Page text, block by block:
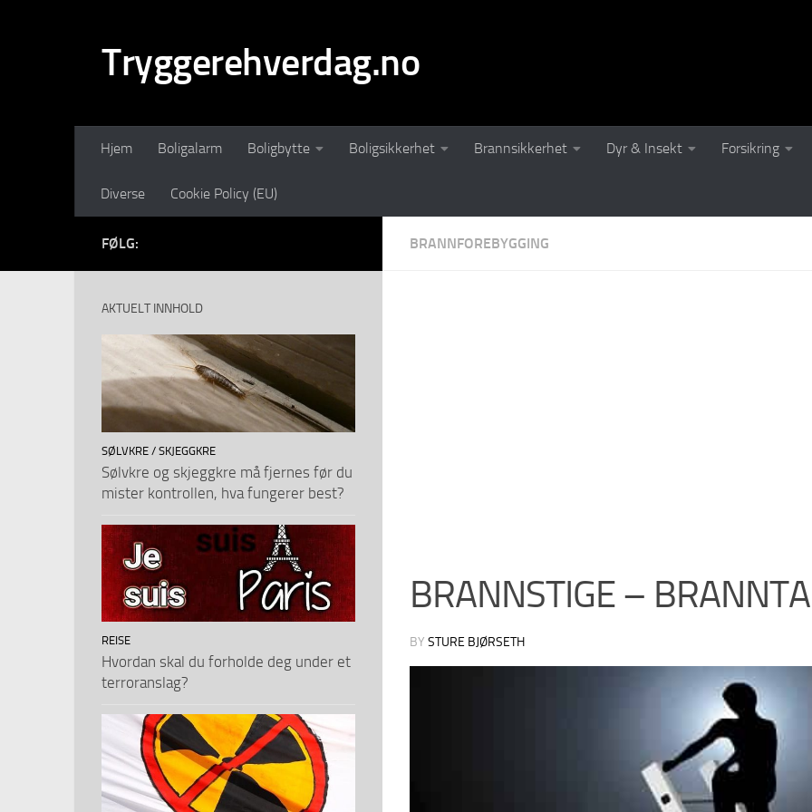
Tryggerehverdag.no
Hjem Boligalarm Boligbytte Boligsikkerhet Brannsikkerhet Dyr & Insekt Forsikring
Diverse Cookie Policy (EU)
BRANNFOREBYGGING
BRANNSTIGE –
BY STURE BJØRSETH
FØLG:
AKTUELT INNHOLD
SØLVKRE / SKJEGGKRE
Sølvkre og skjeggkre må fjernes før du
mister kontrollen, hva fungerer best?
REISE
Hvordan skal du forholde deg under et
terroranslag?